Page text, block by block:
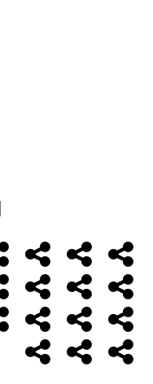
Alimentazione
AmbienteBambini
Cancro ControlloEconomia
FarmaciMassoneriaNWO
Salute Storia